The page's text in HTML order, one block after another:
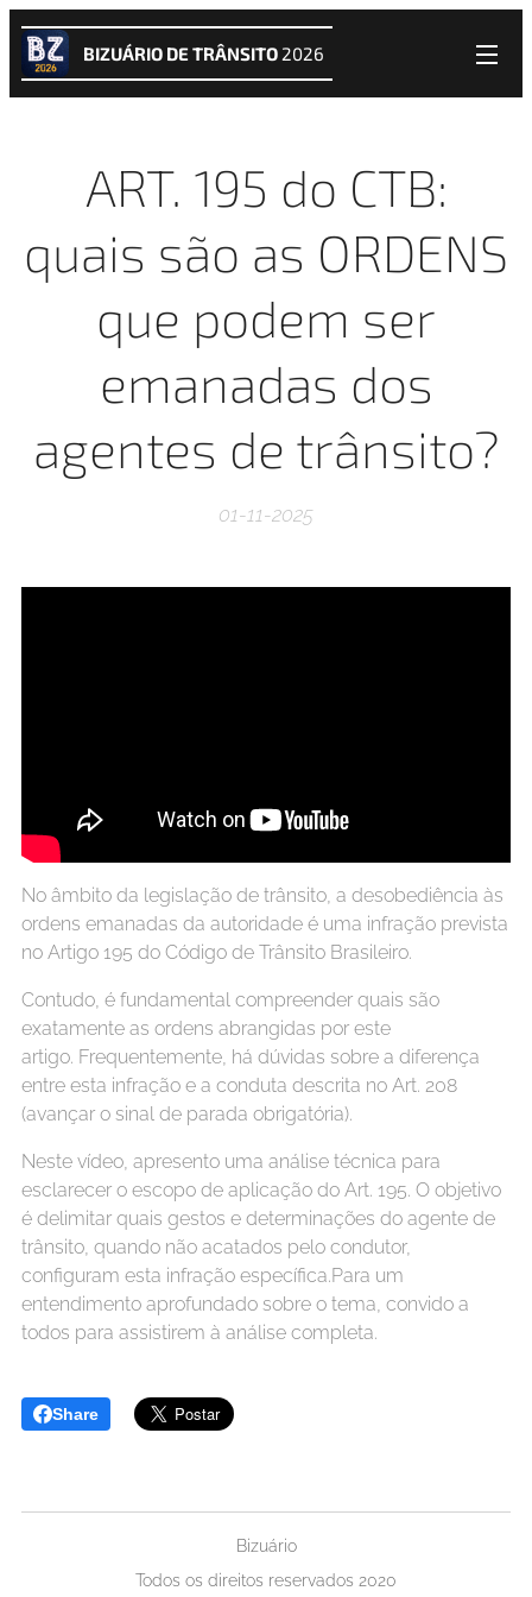
BIZUÁRIO DE TRÂNSITO 2026
ART. 195 do CTB:
quais são as ORDENS
que podem ser
emanadas dos
agentes de trânsito?
01-11-2025
No âmbito da legislação de trânsito, a desobediência às
ordens emanadas da autoridade é uma infração prevista
no Artigo 195 do Código de Trânsito Brasileiro.
Contudo, é fundamental compreender quais são
exatamente as ordens abrangidas por este
artigo. Frequentemente, há dúvidas sobre a diferença
entre esta infração e a conduta descrita no Art. 208
(avançar o sinal de parada obrigatória).
Neste vídeo, apresento uma análise técnica para
esclarecer o escopo de aplicação do Art. 195. O objetivo
é delimitar quais gestos e determinações do agente de
trânsito, quando não acatados pelo condutor,
configuram esta infração específica.Para um
entendimento aprofundado sobre o tema, convido a
todos para assistirem à análise completa.
Share
Bizuário
Todos os direitos reservados 2020